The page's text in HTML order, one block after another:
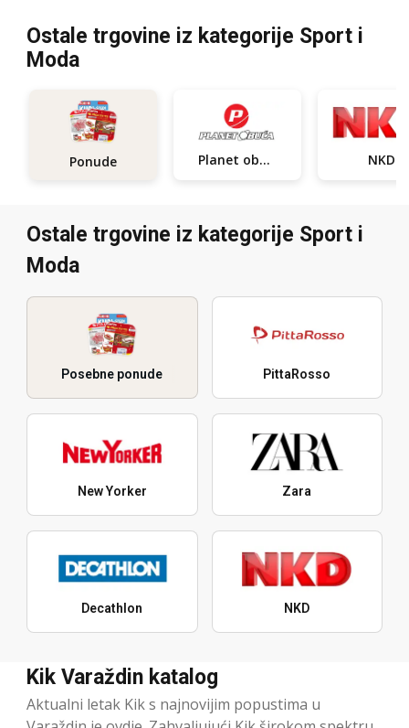
Ostale trgovine iz kategorije Sport i
Moda
Ponude Planet obuća NKD
Ostale trgovine iz kategorije Sport i
Moda
Posebne ponude PittaRosso
New Yorker Zara
Decathlon NKD
Kik Varaždin katalog
Aktualni letak Kik s najnovijim popustima u